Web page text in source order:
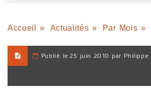
Accueil » Actualités » Par Mois »
Publié le 25 juin 2010 par Philippe